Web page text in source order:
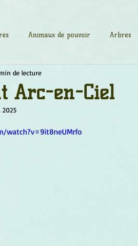
Animaux de pouvoir Arbres
Conscience
sacrée
Arc-en-Ciel
de lecture
2025
watch?v=9it8neUMrfo